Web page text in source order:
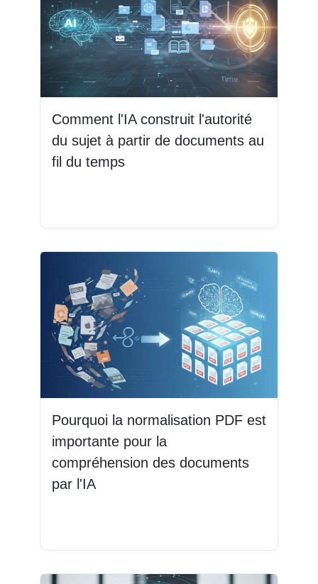
Comment l'IA construit l'autorité
du sujet à partir de documents au
fil du temps
Pourquoi la normalisation PDF est
importante pour la
compréhension des documents
par l'IA